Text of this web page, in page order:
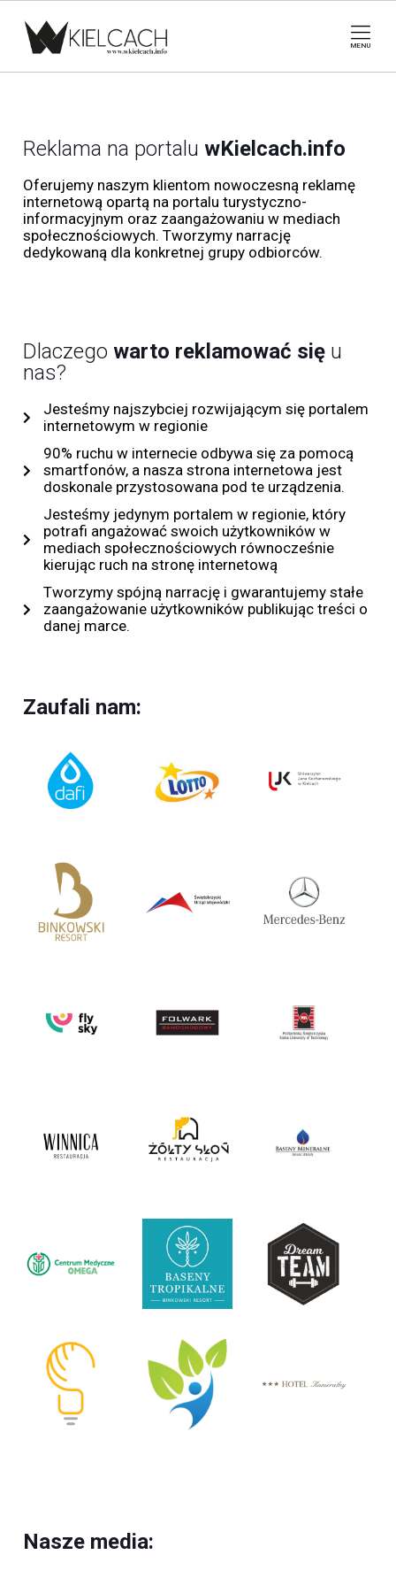
MENU
Reklama na portalu wKielcach.info
Oferujemy naszym klientom nowoczesną reklamę
internetową opartą na portalu turystyczno-
informacyjnym oraz zaangażowaniu w mediach
społecznościowych. Tworzymy narrację
dedykowaną dla konkretnej grupy odbiorców.
Dlaczego warto reklamować się u
nas?
Jesteśmy najszybciej rozwijającym się portalem
internetowym w regionie
90% ruchu w internecie odbywa się za pomocą
smartfonów, a nasza strona internetowa jest
doskonale przystosowana pod te urządzenia.
Jesteśmy jedynym portalem w regionie, który
potrafi angażować swoich użytkowników w
mediach społecznościowych równocześnie
kierując ruch na stronę internetową
Tworzymy spójną narrację i gwarantujemy stałe
zaangażowanie użytkowników publikując treści o
danej marce.
Zaufali nam:
Nasze media: